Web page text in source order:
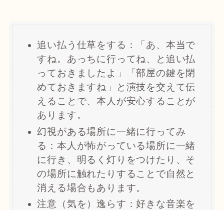
追い払う仕草をする：「あ、本当で
すね。あっちに行ってね、と追い払
っておきましたよ」「部屋の鍵を閉
めておきますね」と演技を交えて伝
えることで、本人が安心することが
あります。
幻視がある場所に一緒に行ってみ
る：本人が怖がっている場所に一緒
に行き、明るく灯りをつけたり、そ
の場所に触れたりすることで自然と
消える場合もあります。
注意（気を）逸らす：好きな音楽を